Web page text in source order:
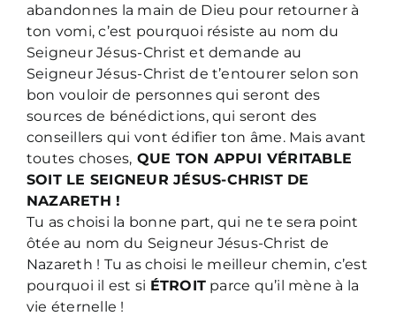
abandonnes la main de Dieu pour retourner à
ton vomi, c’est pourquoi résiste au nom du
Seigneur Jésus-Christ et demande au
Seigneur Jésus-Christ de t’entourer selon son
bon vouloir de personnes qui seront des
sources de bénédictions, qui seront des
conseillers qui vont édifier ton âme. Mais avant
toutes choses, QUE TON APPUI VÉRITABLE
SOIT LE SEIGNEUR JÉSUS-CHRIST DE
NAZARETH !
Tu as choisi la bonne part, qui ne te sera point
ôtée au nom du Seigneur Jésus-Christ de
Nazareth ! Tu as choisi le meilleur chemin, c’est
pourquoi il est si ÉTROIT parce qu’il mène à la
vie éternelle !